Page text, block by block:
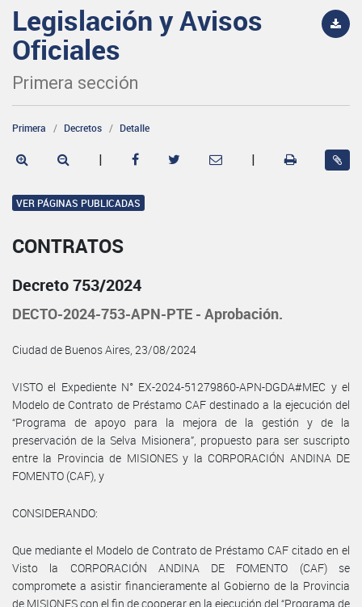
Legislación y Avisos
Oficiales
Primera sección
Primera Decretos Detalle
| |
VER PÁGINAS PUBLICADAS
CONTRATOS
Decreto 753/2024
DECTO-2024-753-APN-PTE - Aprobación.
Ciudad de Buenos Aires, 23/08/2024
VISTO el Expediente N° EX-2024-51279860-APN-DGDA#MEC y el
Modelo de Contrato de Préstamo CAF destinado a la ejecución del
“Programa de apoyo para la mejora de la gestión y de la
preservación de la Selva Misionera”, propuesto para ser suscripto
entre la Provincia de MISIONES y la CORPORACIÓN ANDINA DE
FOMENTO (CAF), y
CONSIDERANDO:
Que mediante el Modelo de Contrato de Préstamo CAF citado en el
Visto la CORPORACIÓN ANDINA DE FOMENTO (CAF) se
compromete a asistir financieramente al Gobierno de la Provincia
de MISIONES con el fin de cooperar en la ejecución del “Programa de